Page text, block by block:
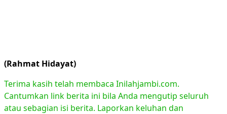
(Rahmat Hidayat)
Terima kasih telah membaca Inilahjambi.com.
Cantumkan link berita ini bila Anda mengutip seluruh
atau sebagian isi berita. Laporkan keluhan dan